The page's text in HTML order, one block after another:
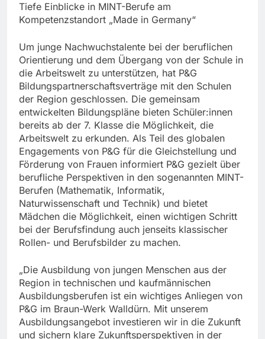
Tiefe Einblicke in MINT-Berufe am
Kompetenzstandort „Made in Germany“
Um junge Nachwuchstalente bei der beruflichen
Orientierung und dem Übergang von der Schule in
die Arbeitswelt zu unterstützen, hat P&G
Bildungspartnerschaftsverträge mit den Schulen
der Region geschlossen. Die gemeinsam
entwickelten Bildungspläne bieten Schüler:innen
bereits ab der 7. Klasse die Möglichkeit, die
Arbeitswelt zu erkunden. Als Teil des globalen
Engagements von P&G für die Gleichstellung und
Förderung von Frauen informiert P&G gezielt über
berufliche Perspektiven in den sogenannten MINT-
Berufen (Mathematik, Informatik,
Naturwissenschaft und Technik) und bietet
Mädchen die Möglichkeit, einen wichtigen Schritt
bei der Berufsfindung auch jenseits klassischer
Rollen- und Berufsbilder zu machen.
„Die Ausbildung von jungen Menschen aus der
Region in technischen und kaufmännischen
Ausbildungsberufen ist ein wichtiges Anliegen von
P&G im Braun-Werk Walldürn. Mit unserem
Ausbildungsangebot investieren wir in die Zukunft
und sichern klare Zukunftsperspektiven in der